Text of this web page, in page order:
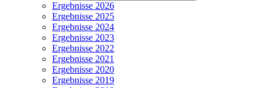
Ergebnisse 2026
Ergebnisse 2025
Ergebnisse 2024
Ergebnisse 2023
Ergebnisse 2022
Ergebnisse 2021
Ergebnisse 2020
Ergebnisse 2019